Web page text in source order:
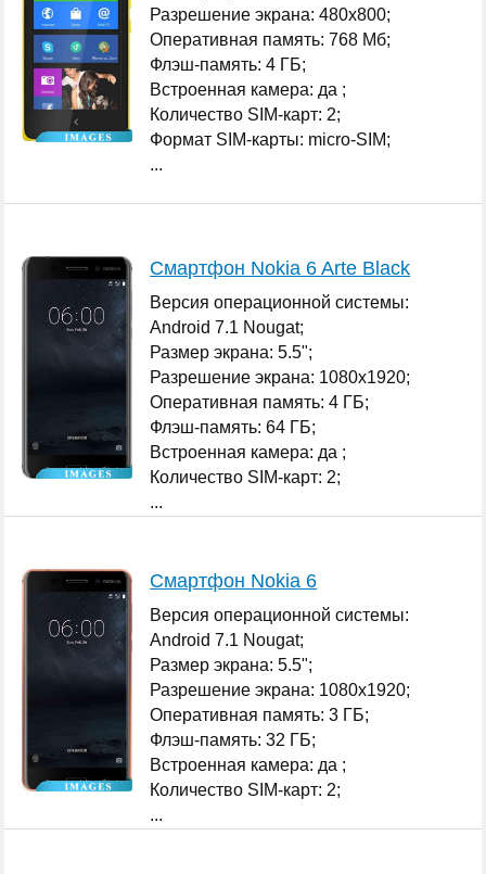
Разрешение экрана: 480x800;
Оперативная память: 768 Мб;
Флэш-память: 4 ГБ;
Встроенная камера: да ;
Количество SIM-карт: 2;
Формат SIM-карты: micro-SIM;
...
Смартфон Nokia 6 Arte Black
Версия операционной системы:
Android 7.1 Nougat;
Размер экрана: 5.5";
Разрешение экрана: 1080x1920;
Оперативная память: 4 ГБ;
Флэш-память: 64 ГБ;
Встроенная камера: да ;
Количество SIM-карт: 2;
...
Смартфон Nokia 6
Версия операционной системы:
Android 7.1 Nougat;
Размер экрана: 5.5";
Разрешение экрана: 1080x1920;
Оперативная память: 3 ГБ;
Флэш-память: 32 ГБ;
Встроенная камера: да ;
Количество SIM-карт: 2;
...